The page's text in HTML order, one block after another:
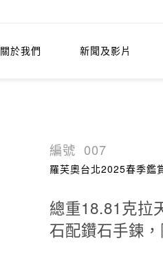
關於我們 新聞及影片
編號 007
羅芙奧台北2025春季鑑
總重18.81克拉
石配鑽石手鍊